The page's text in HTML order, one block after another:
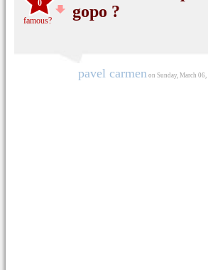
0
famous?
gopo ?
pavel carmen on Sunday, March